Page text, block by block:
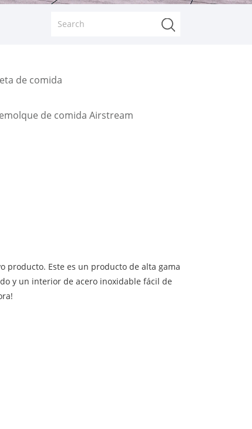
de comida
de comida Airstream
producto. Este es un producto de alta gama
y un interior de acero inoxidable fácil de